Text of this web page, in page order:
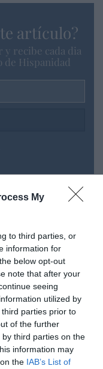
My
to third parties, or
information for
below opt-out
note that after your
seeing
utilized by
parties prior to
of the further
third parties on the
information may
the IAB’s List of
artículo?
recibe cada dia
de Hispanidad